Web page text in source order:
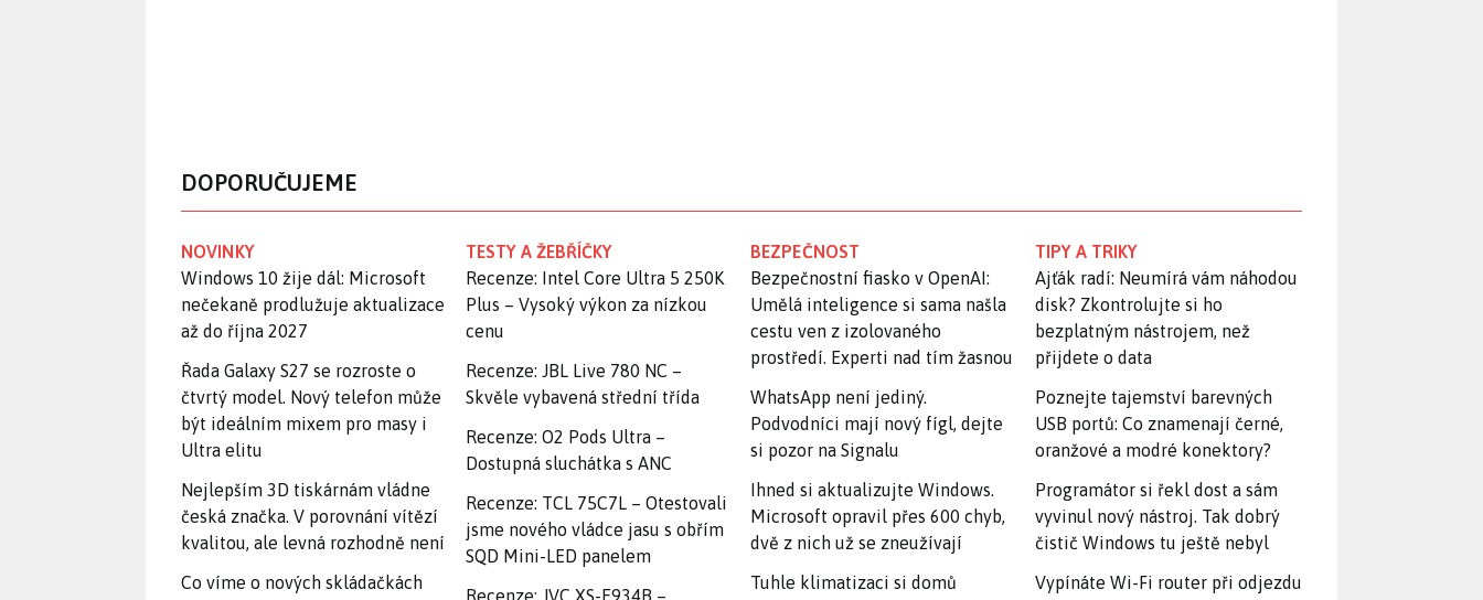
DOPORUČUJEME
NOVINKY
Windows 10 žije dál: Microsoft
nečekaně prodlužuje aktualizace
až do října 2027
Řada Galaxy S27 se rozroste o
čtvrtý model. Nový telefon může
být ideálním mixem pro masy i
Ultra elitu
Nejlepším 3D tiskárnám vládne
česká značka. V porovnání vítězí
kvalitou, ale levná rozhodně není
Co víme o nových skládačkách
TESTY A ŽEBŘÍČKY
Recenze: Intel Core Ultra 5 250K
Plus – Vysoký výkon za nízkou
cenu
Recenze: JBL Live 780 NC –
Skvěle vybavená střední třída
Recenze: O2 Pods Ultra –
Dostupná sluchátka s ANC
Recenze: TCL 75C7L – Otestovali
jsme nového vládce jasu s obřím
SQD Mini-LED panelem
Recenze: JVC XS-E934B –
BEZPEČNOST
Bezpečnostní fiasko v OpenAI:
Umělá inteligence si sama našla
cestu ven z izolovaného
prostředí. Experti nad tím žasnou
WhatsApp není jediný.
Podvodníci mají nový fígl, dejte
si pozor na Signalu
Ihned si aktualizujte Windows.
Microsoft opravil přes 600 chyb,
dvě z nich už se zneužívají
Tuhle klimatizaci si domů
TIPY A TRIKY
Ajťák radí: Neumírá vám náhodou
disk? Zkontrolujte si ho
bezplatným nástrojem, než
přijdete o data
Poznejte tajemství barevných
USB portů: Co znamenají černé,
oranžové a modré konektory?
Programátor si řekl dost a sám
vyvinul nový nástroj. Tak dobrý
čistič Windows tu ještě nebyl
Vypínáte Wi-Fi router při odjezdu